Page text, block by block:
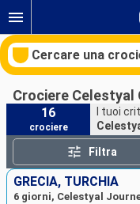
Cercare una
Le nostre
Mesi di partenza
Crociere Celestyal
16
crociere
I tuoi
Filtra
GRECIA, TURCHIA
6 giorni, Celestyal